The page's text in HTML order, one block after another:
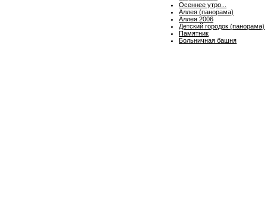
Осеннее утро...
Аллея (панорама)
Аллея 2006
Детский городок (панорама)
Памятник
Больничная башня